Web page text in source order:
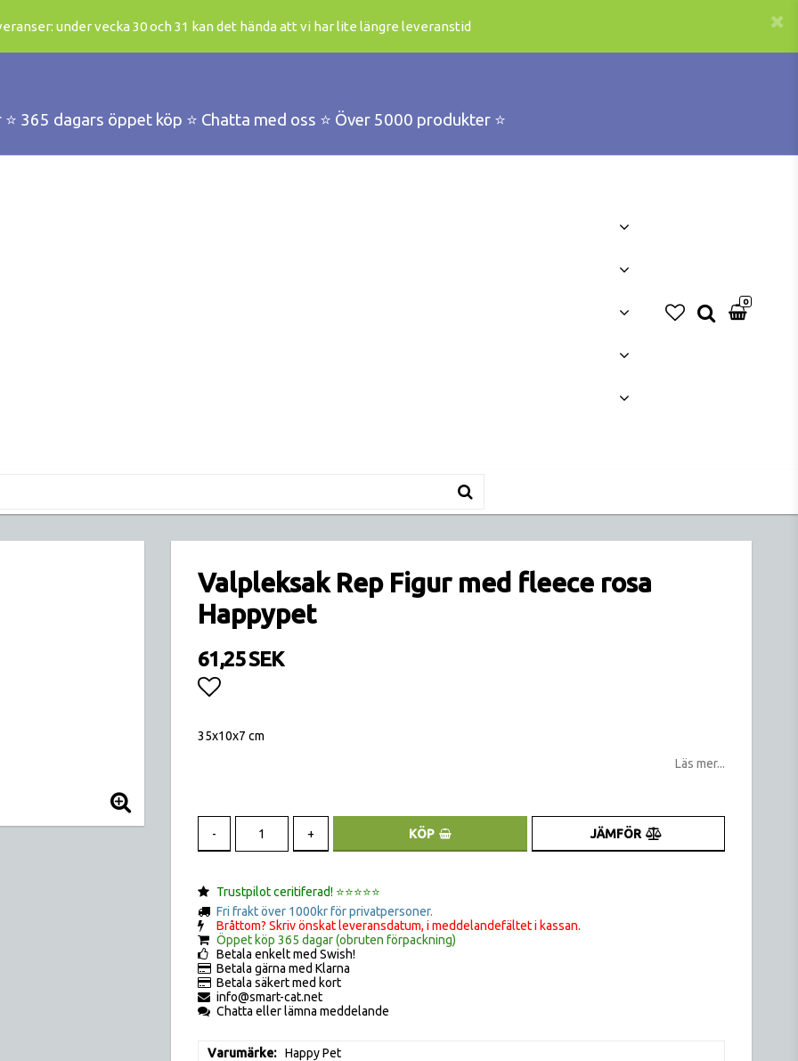
under vecka 30 och 31 kan det hända att vi har lite längre leveranstid
365 dagars öppet köp ⭐️ Chatta med oss ⭐️ Över 5000 produkter ⭐️
0
Din varukorg är tom
Valpleksak Rep Figur med fleece rosa
Happypet
61,25 SEK
35x10x7 cm
Läs mer...
- + KÖP JÄMFÖR
Trustpilot ceritiferad! ⭐️⭐️⭐️⭐️⭐️
Fri frakt över 1000kr för privatpersoner.
Bråttom? Skriv önskat leveransdatum, i meddelandefältet i kassan.
Öppet köp 365 dagar (obruten förpackning)
Betala enkelt med Swish!
Betala gärna med Klarna
Betala säkert med kort
info@smart-cat.net
Chatta eller lämna meddelande
Varumärke
Happy Pet